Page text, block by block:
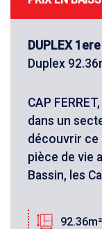
DUPLEX
Duplex
CAP
dans un
découvrir ce
pièce de vie
Bassin, les
92.36m²